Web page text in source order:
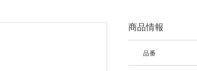
商品情報
品番